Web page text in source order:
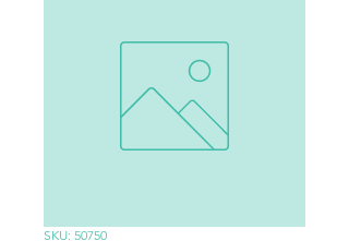
SKU: 50750